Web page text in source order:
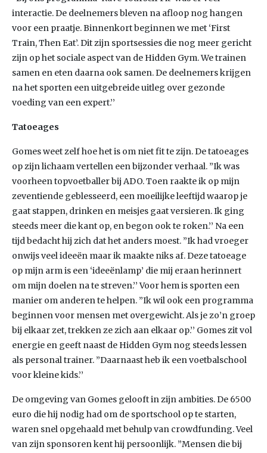
interactie. De deelnemers bleven na afloop nog hangen
voor een praatje. Binnenkort beginnen we met ‘First
Train, Then Eat’. Dit zijn sportsessies die nog meer gericht
zijn op het sociale aspect van de Hidden Gym. We trainen
samen en eten daarna ook samen. De deelnemers krijgen
na het sporten een uitgebreide uitleg over gezonde
voeding van een expert.’’
Tatoeages
Gomes weet zelf hoe het is om niet fit te zijn. De tatoeages
op zijn lichaam vertellen een bijzonder verhaal. ”Ik was
voorheen topvoetballer bij ADO. Toen raakte ik op mijn
zeventiende geblesseerd, een moeilijke leeftijd waarop je
gaat stappen, drinken en meisjes gaat versieren. Ik ging
steeds meer die kant op, en begon ook te roken.’’ Na een
tijd bedacht hij zich dat het anders moest. ”Ik had vroeger
onwijs veel ideeën maar ik maakte niks af. Deze tatoeage
op mijn arm is een ‘ideeënlamp’ die mij eraan herinnert
om mijn doelen na te streven.’’ Voor hem is sporten een
manier om anderen te helpen. ”Ik wil ook een programma
beginnen voor mensen met overgewicht. Als je zo’n groep
bij elkaar zet, trekken ze zich aan elkaar op.’’ Gomes zit vol
energie en geeft naast de Hidden Gym nog steeds lessen
als personal trainer. ”Daarnaast heb ik een voetbalschool
voor kleine kids.’’
De omgeving van Gomes gelooft in zijn ambities. De 6500
euro die hij nodig had om de sportschool op te starten,
waren snel opgehaald met behulp van crowdfunding. Veel
van zijn sponsoren kent hij persoonlijk. ”Mensen die bij